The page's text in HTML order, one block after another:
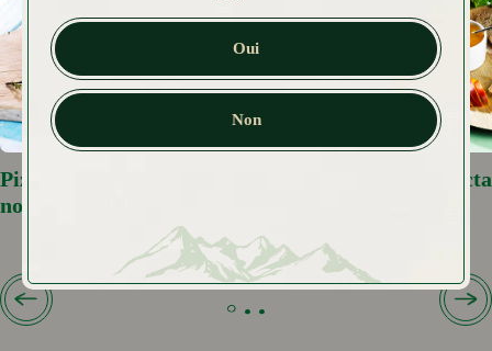
Oui
Non
Pizette crème fraîche, mimolette,
noix thym, sauce nectarine – miel
Confiture